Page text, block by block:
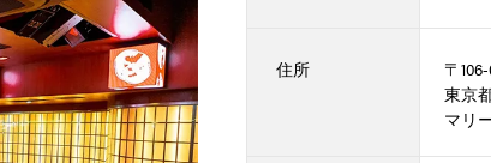
住所
〒
東京
マリ